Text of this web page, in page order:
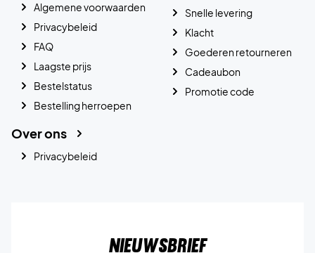
Algemene voorwaarden
Privacybeleid
FAQ
Laagste prijs
Bestelstatus
Bestelling herroepen
Snelle levering
Klacht
Goederen retourneren
Cadeaubon
Promotie code
Over ons
Privacybeleid
Nieuwsbrief